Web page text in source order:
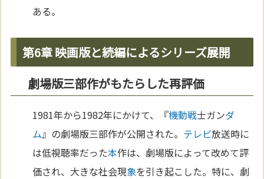
ある。
第6章 映画版と続編によるシリーズ展開
劇場版三部作がもたらした再評価
1981年から1982年にかけて、『機動戦士ガンダ
ム』の劇場版三部作が公開された。 テレビ放送時に
は低視聴率だった本作は、劇場版によって改めて評
価され、大きな社会現象を引き起こした。特に、劇